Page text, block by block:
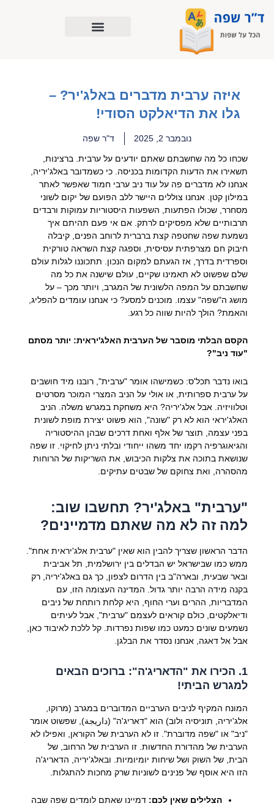
לתוכן
איזה ערבית מדברים באלג'יר? –
גלו את הדיאלקט הסודי!
נובמבר 2, 2025 ד"ר שפה
שכחו כל מה שחשבתם שאתם יודעים על ערבית. ברצינות,
תשאירו את הדעות הקדומות בכניסה. כי כשמדובר באלג'יריה,
אנחנו לא מדברים פה על עוד ניב ערבי חמוד שאפשר לאתר
במילון קטן. אנחנו צוללים היישר ללב הפועם של יקום לשוני
מסחרר, שכולו הפתעות, השפעות היסטוריות עמוקות ורבדים
תרבותיים שלא מפסיקים לרתק. אם אי פעם תהיתם איך
נשמעת שפה שחטפה קצת ברברית לרוחב הפנים, קיבלה
חיבוק חם מצרפתית עסיסית, וספגה קצת השראה טורקית
וספרדית בדרך, אז הגעתם למקום הנכון. תתכוננו לגלות עולם
שלם שפשוט לא תאמינו שקיים, עולם שישנה את כל מה
שחשבתם על המפה הלשונית של המגרב, ויותר מכך – על
מושג ה"שפה" עצמו. מוכנים למסע? כי אנחנו עומדים להפליג,
והאמת? הולך להיות שווה כל רגע.
הקסם הבלתי מוסבר של הערבית האלג'יראית: יותר מסתם
"עוד ניב"?
בואו נדבר תכל'ס: כשמישהו אומר "ערבית", רובנו מיד חושבים
על ערבית ספרותית, או אולי על הניב המצרי המוכר מסרטים
וטלוויזיה. אבל אלג'יריה? היא משחקת במגרש משלה. הניב
האלג'יראי הוא לא רק "שונה", הוא פשוט יצירת מופת לשונית
בפני עצמה, תוצר של אלף ואחת דרכים שבהן ההיסטוריה
והגיאוגרפיה רקמו יחד משהו ייחודי ובלתי ניתן לחיקוי. זו שפה
שנושאת בתוכה את צלקות הכיבוש, את השריקות של הרוחות
מהסהרה, ואת צחוקם של שבטים עתיקים.
"ערבית" באלג'יר? תחשבו שוב:
למה זה לא מה שאתם מדמיינים?
הדבר הראשון שצריך להבין הוא שאין "ערבית אלג'יראית אחת".
ממש כמו שבישראל יש הבדלים בין ירושלמית, תל אביבית
ובאר שבעית, ובארה"ב בין הדרום לצפון, כך גם באלג'יריה, רק
בקנה מידה הרבה יותר גדול. המדינה העצומה הזו, עם
המדבריות, ההרים וערי החוף, היא קלחת רותחת של ניבים
ודיאלקטים, כולם קוראים לעצמם "ערבית", אבל לעיתים
נשמעים שונים כמעט כמו שפות נפרדות. קל ללכת לאיבוד כאן,
אבל אל דאגה, אנחנו נסדר את הבלגן.
1. הכירו את "הדאריג'ה": ברוכים הבאים
למגרש הביתי!
המונח המקיף לניבים הערביים המדוברים במגרב (מרוקו,
אלג'יריה, תוניסיה ולוב) הוא "דאריג'ה" (داريجة), שפשוט אומר
"ניב" או "שפה מדוברת". זו לא הערבית של הקוראן, ואפילו לא
הערבית של מהדורת החדשות. זו הערבית של הרחוב, של
הבית, של השוק ושל שיחות יומיומיות. ובאלג'יריה, הדאריג'ה
הזו היא אוסף של פנינים לשוניות שרק מחכות להתגלות.
הצלילים שאין לכם: דמיינו שאתם לומדים שפה שבה